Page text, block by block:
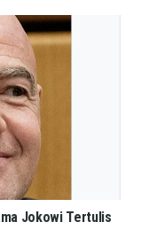
Jokowi Tertulis